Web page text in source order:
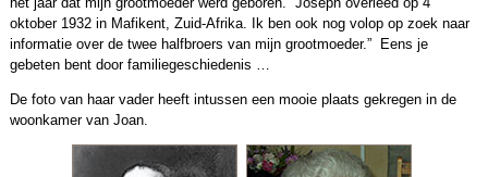
oktober 1932 in Mafikent, Zuid-Afrika. Ik ben ook nog volop op zoek naar
informatie over de twee halfbroers van mijn grootmoeder.” Eens je
gebeten bent door familiegeschiedenis …
De foto van haar vader heeft intussen een mooie plaats gekregen in de
woonkamer van Joan.